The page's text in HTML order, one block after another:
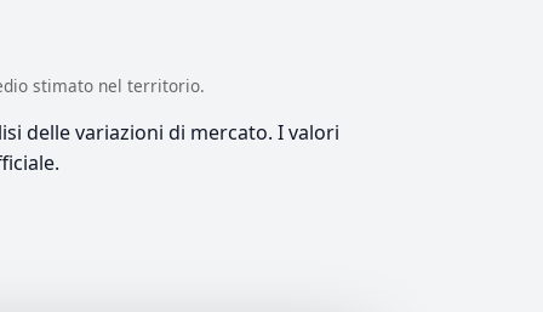
stimato nel territorio.
delle variazioni di mercato. I valori